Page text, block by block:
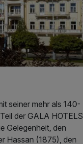
seiner mehr als 140-
der GALA HOTELS
Gelegenheit, den
Hassan (1875), den